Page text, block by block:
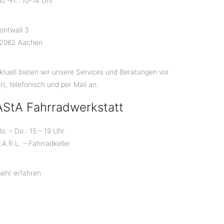
3
Aachen
bieten wir unsere Services und Beratungen vor
telefonisch und per Mail an.
Fahrradwerkstatt
– Do.: 15 – 19 Uhr
– Fahrradkeller
erfahren